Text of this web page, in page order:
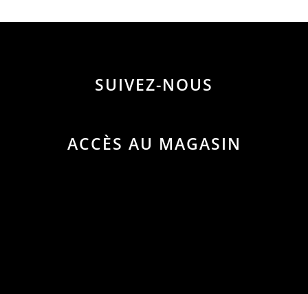
SUIVEZ-NOUS
ACCÈS AU MAGASIN